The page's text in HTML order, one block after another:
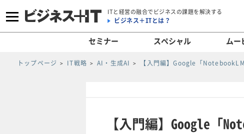
ITと経営の融合でビジネスの課題を解決する
ビジネス＋ITとは？
セミナー スペシャル ムー
トップページ IT戦略 AI・生成AI 【入門編】Google「
【入門編】Google「